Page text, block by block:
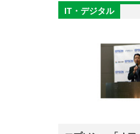
IT・デジタル